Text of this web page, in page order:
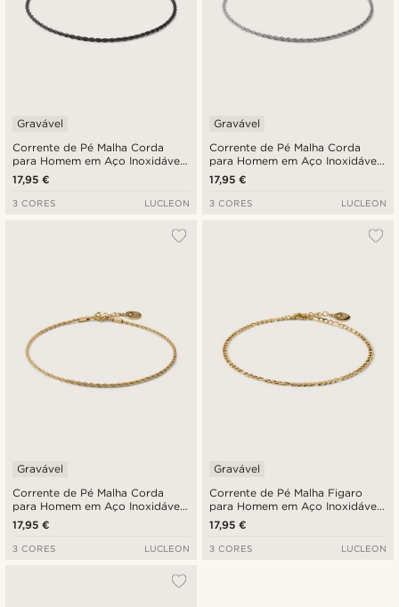
Corrente de Pé Malha Corda
para Homem em Aço Inoxidável
Preto
Gravável
17,95 €
3 CORES LUCLEON
Corrente de Pé Malha Corda
para Homem em Aço Inoxidável
Prateado
Gravável
17,95 €
3 CORES LUCLEON
Corrente de Pé Malha Corda
para Homem em Aço Inoxidável
Dourado
Gravável
17,95 €
3 CORES LUCLEON
Corrente de Pé Malha Figaro
para Homem em Aço Inoxidável
Dourado
Gravável
17,95 €
3 CORES LUCLEON